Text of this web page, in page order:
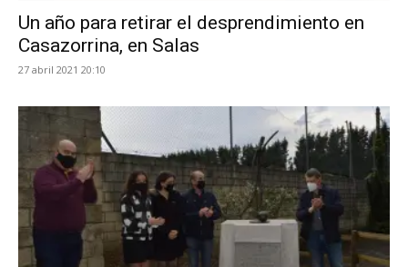
Un año para retirar el desprendimiento en
Casazorrina, en Salas
27 abril 2021 20:10